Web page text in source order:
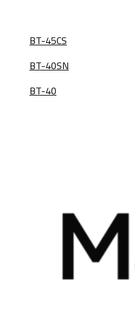
BT-45CS
BT-40SN
BT-40